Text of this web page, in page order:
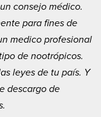
consejo médico.
para fines de
medico profesional
de nootrópicos.
leyes de tu país. Y
descargo de